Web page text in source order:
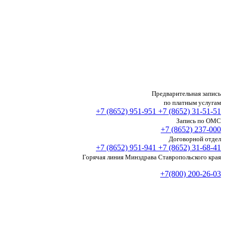
Предварительная запись
по платным услугам
+7 (8652) 951-951 +7 (8652) 31-51-51
Запись по ОМС
+7 (8652) 237-000
Договорной отдел
+7 (8652) 951-941 +7 (8652) 31-68-41
Горячая линия Минздрава Ставропольского края
+7(800) 200-26-03